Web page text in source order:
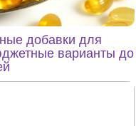
добавки для
варианты до